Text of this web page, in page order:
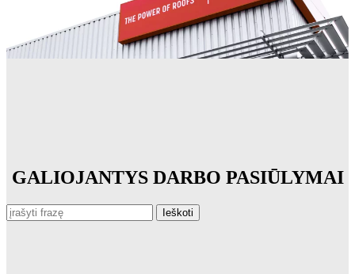
GALIOJANTYS DARBO PASIŪLYMAI
Ieškoti